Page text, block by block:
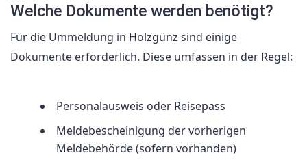
Welche Dokumente werden benötigt?
Für die Ummeldung in Holzgünz sind einige
Dokumente erforderlich. Diese umfassen in der Regel:
Personalausweis oder Reisepass
Meldebescheinigung der vorherigen
Meldebehörde (sofern vorhanden)